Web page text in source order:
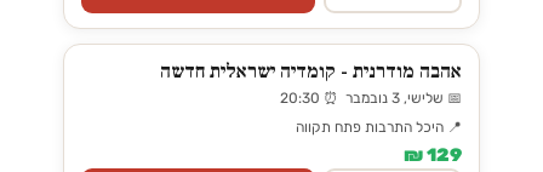
אהבה מודרנית - קומדיה ישראלית חדשה
📅 שלישי, 3 נובמבר ⏰ 20:30
📍 היכל התרבות פתח תקווה
129 ₪